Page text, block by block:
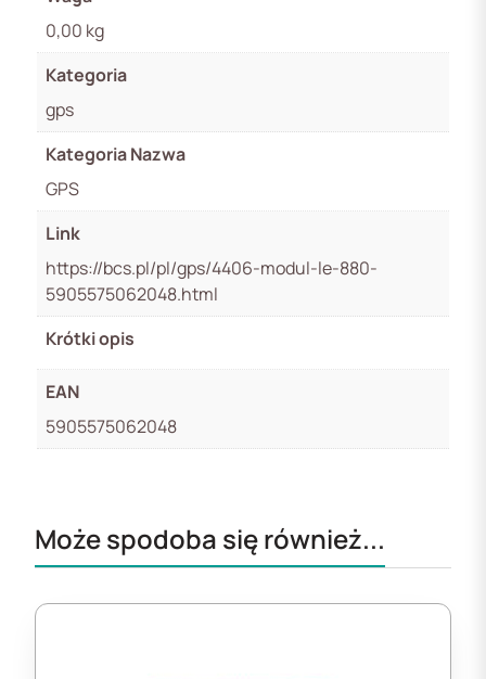
0,00 kg
Kategoria
gps
Kategoria Nazwa
GPS
Link
https://bcs.pl/pl/gps/4406-modul-le-880-
5905575062048.html
Krótki opis
EAN
5905575062048
Może spodoba się również...